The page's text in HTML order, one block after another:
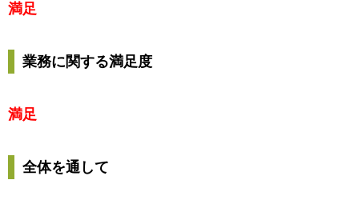
満足
業務に関する満足度
満足
全体を通して